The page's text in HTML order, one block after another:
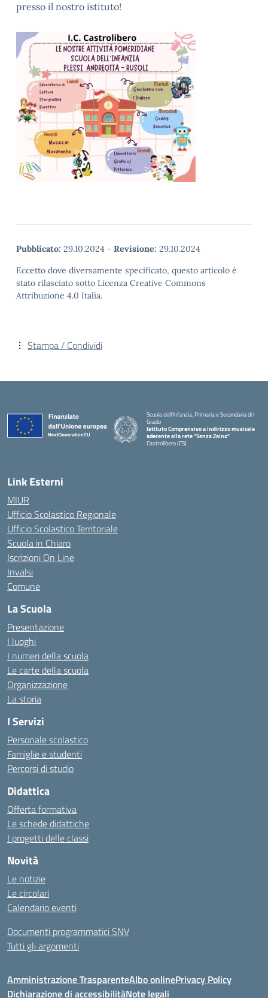
presso il nostro istituto!
Pubblicato: 29.10.2024 - Revisione: 29.10.2024
Eccetto dove diversamente specificato, questo articolo è
stato rilasciato sotto Licenza Creative Commons
Attribuzione 4.0 Italia.
Stampa / Condividi
Scuola dell'Infanzia, Primaria e Secondaria di I
Grado
Istituto Comprensivo a indirizzo musicale
aderente alla rete "Senza Zaino"
Castrolibero (CS)
Link Esterni
MIUR
Ufficio Scolastico Regionale
Ufficio Scolastico Territoriale
Scuola in Chiaro
Iscrizioni On Line
Invalsi
Comune
La Scuola
Presentazione
I luoghi
I numeri della scuola
Le carte della scuola
Organizzazione
La storia
I Servizi
Personale scolastico
Famiglie e studenti
Percorsi di studio
Didattica
Offerta formativa
Le schede didattiche
I progetti delle classi
Novità
Le notizie
Le circolari
Calendario eventi
Documenti programmatici SNV
Tutti gli argomenti
Amministrazione TrasparenteAlbo onlinePrivacy Policy
Dichiarazione di accessibilitàNote legali